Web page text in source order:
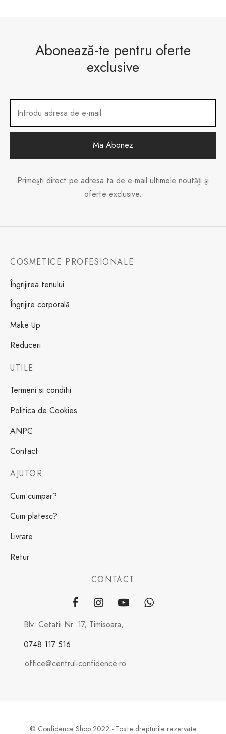
Abonează-te pentru oferte
exclusive
Primeşti direct pe adresa ta de e-mail ultimele noutăţi şi
oferte exclusive.
COSMETICE PROFESIONALE
Îngrijirea tenului
Îngrijire corporală
Make Up
Reduceri
UTILE
Termeni si conditii
Politica de Cookies
ANPC
Contact
AJUTOR
Cum cumpar?
Cum platesc?
Livrare
Retur
CONTACT
Blv. Cetatii Nr. 17, Timisoara,
0748 117 516
office@centrul-confidence.ro
© Confidence Shop 2022 - Toate drepturile rezervate